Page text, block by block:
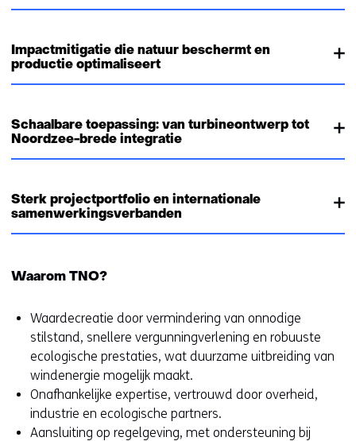
Impactmitigatie die natuur beschermt en
productie optimaliseert
Schaalbare toepassing: van turbineontwerp tot
Noordzee-brede integratie
Sterk projectportfolio en internationale
samenwerkingsverbanden
Waarom TNO?
Waardecreatie door vermindering van onnodige
stilstand, snellere vergunningverlening en robuuste
ecologische prestaties, wat duurzame uitbreiding van
windenergie mogelijk maakt.
Onafhankelijke expertise, vertrouwd door overheid,
industrie en ecologische partners.
Aansluiting op regelgeving, met ondersteuning bij